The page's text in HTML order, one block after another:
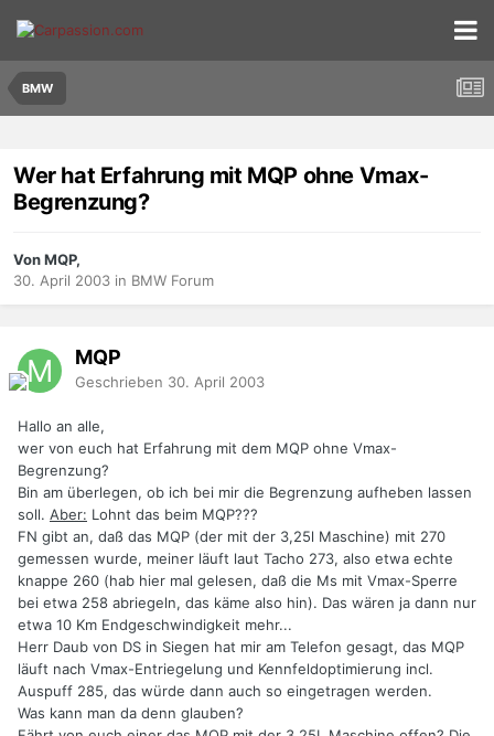
BMW
Wer hat Erfahrung mit MQP ohne Vmax-
Begrenzung?
Von MQP,
30. April 2003 in BMW Forum
MQP
Geschrieben 30. April 2003
Hallo an alle,
wer von euch hat Erfahrung mit dem MQP ohne Vmax-
Begrenzung?
Bin am überlegen, ob ich bei mir die Begrenzung aufheben lassen
soll. Aber: Lohnt das beim MQP???
FN gibt an, daß das MQP (der mit der 3,25l Maschine) mit 270
gemessen wurde, meiner läuft laut Tacho 273, also etwa echte
knappe 260 (hab hier mal gelesen, daß die Ms mit Vmax-Sperre
bei etwa 258 abriegeln, das käme also hin). Das wären ja dann nur
etwa 10 Km Endgeschwindigkeit mehr...
Herr Daub von DS in Siegen hat mir am Telefon gesagt, das MQP
läuft nach Vmax-Entriegelung und Kennfeldoptimierung incl.
Auspuff 285, das würde dann auch so eingetragen werden.
Was kann man da denn glauben?